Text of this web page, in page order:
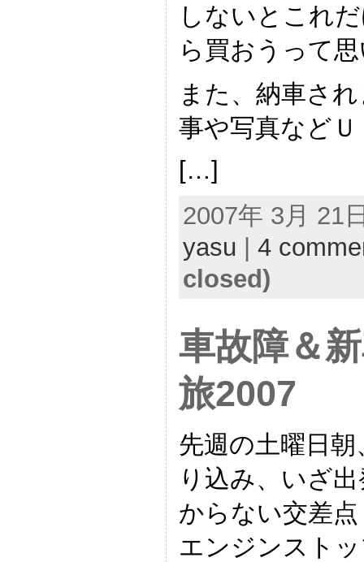
しないとこれ
ら買おうって
また、納車さ
事や写真など
[…]
2007年 3月 21
yasu
4
closed)
車故障＆
旅2007
先週の土曜日
り込み、いざ
からない交差
エンジンスト